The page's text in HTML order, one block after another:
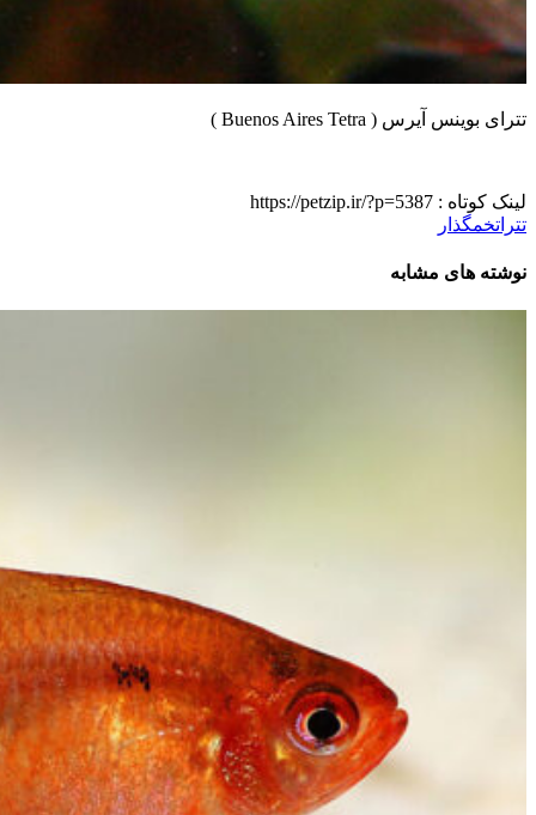
تترای بوینس آیرس ( Buenos Aires Tetra )
لینک کوتاه : https://petzip.ir/?p=5387
تترا تخمگذار
نوشته های مشابه